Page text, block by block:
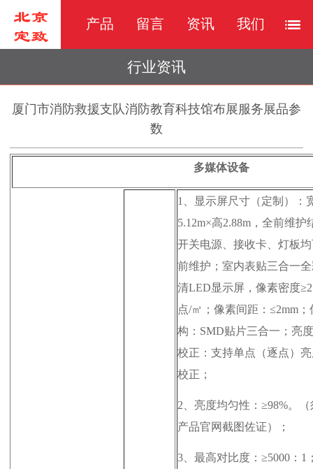
产品 留言 资讯 我们
行业资讯
厦门市消防救援支队消防教育科技馆布展服务展品参
数
多媒体设备
1、
显示屏尺寸（定制）：
5.12m×高2.88m，全前维护
开关电源、接收卡、灯板
前维护；室内表贴三合一
清LED显示屏，像素密度
点/㎡；像素间距：≤2mm；
构：SMD贴片三合一；亮
校正：支持单点（逐点）
校正；
2、 亮度均匀性：≥98%。（
产品官网截图佐证）；
3、 最高对比度：≥5000：1